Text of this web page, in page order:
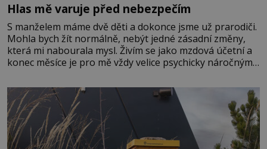
Hlas mě varuje před nebezpečím
S manželem máme dvě děti a dokonce jsme už prarodiči.
Mohla bych žít normálně, nebýt jedné zásadní změny,
která mi nabourala mysl. Živím se jako mzdová účetní a
konec měsíce je pro mě vždy velice psychicky náročným
dál častěji volá o pomoc, co se hlídání týče. Dalo by se